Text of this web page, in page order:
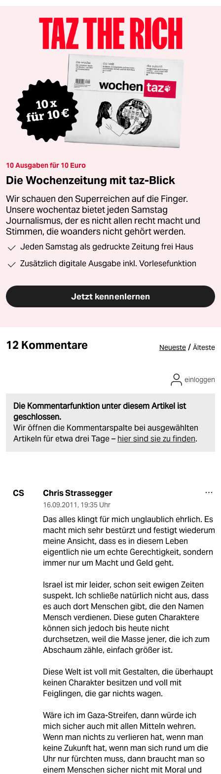
10 Ausgaben für 10 Euro
Die Wochenzeitung mit taz-Blick
Wir schauen den Superreichen auf die Finger.
Unsere wochentaz bietet jeden Samstag
Journalismus, der es nicht allen recht macht und
Stimmen, die woanders nicht gehört werden.
Jeden Samstag als gedruckte Zeitung frei Haus
Zusätzlich digitale Ausgabe inkl. Vorlesefunktion
Jetzt kennenlernen
12 Kommentare Neueste / Älteste
Die Kommentarfunktion unter diesem Artikel ist
geschlossen.
Wir öffnen die Kommentarspalte bei ausgewählten
Artikeln für etwa drei Tage – hier sind sie zu finden.
einloggen
CS Chris Strassegger
16.09.2011, 19:35 Uhr
Das alles klingt für mich unglaublich ehrlich. Es
macht mich sehr bestürzt und festigt wiederum
meine Ansicht, dass es in diesem Leben
eigentlich nie um echte Gerechtigkeit, sondern
immer nur um Macht und Geld geht.
Israel ist mir leider, schon seit ewigen Zeiten
suspekt. Ich schließe natürlich nicht aus, dass
es auch dort Menschen gibt, die den Namen
Mensch verdienen. Diese guten Charaktere
können sich jedoch bis heute nicht
durchsetzen, weil die Masse jener, die ich zum
Abschaum zähle, einfach größer ist.
Diese Welt ist voll mit Gestalten, die überhaupt
keinen Charakter besitzen und voll mit
Feiglingen, die gar nichts wagen.
Wäre ich im Gaza-Streifen, dann würde ich
mich sicher auch mit allen Mitteln wehren.
Wenn man nichts zu verlieren hat, wenn man
keine Zukunft hat, wenn man sich rund um die
Uhr nur fürchten muss, dann braucht man so
einem Menschen sicher nicht mit Moral und